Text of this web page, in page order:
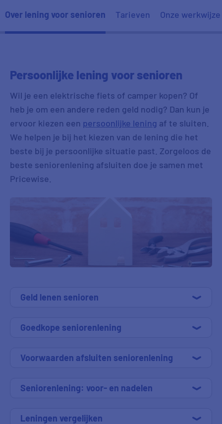
Dhr. E uit Huissen 08:13
Dhr. J uit Deventer
Over lening voor senioren Tarieven Onze werkwijze
Persoonlijke lening voor senioren
Wil je een elektrische fiets of camper kopen? Of
heb je om een andere reden geld nodig? Dan kun je
ervoor kiezen een persoonlijke lening af te sluiten.
We helpen je bij het kiezen van de lening die het
beste bij je persoonlijke situatie past. Zorgeloos de
beste seniorenlening afsluiten doe je samen met
Pricewise.
Geld lenen senioren
Goedkope seniorenlening
Voorwaarden afsluiten seniorenlening
Seniorenlening: voor- en nadelen
Leningen vergelijken